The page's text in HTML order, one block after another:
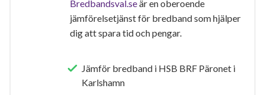
Bredbandsval.seär en oberoende
jämförelsetjänst för bredband som hjälper
dig att spara tid och pengar.
Jämför bredband i HSB BRF Päronet i
Karlshamn